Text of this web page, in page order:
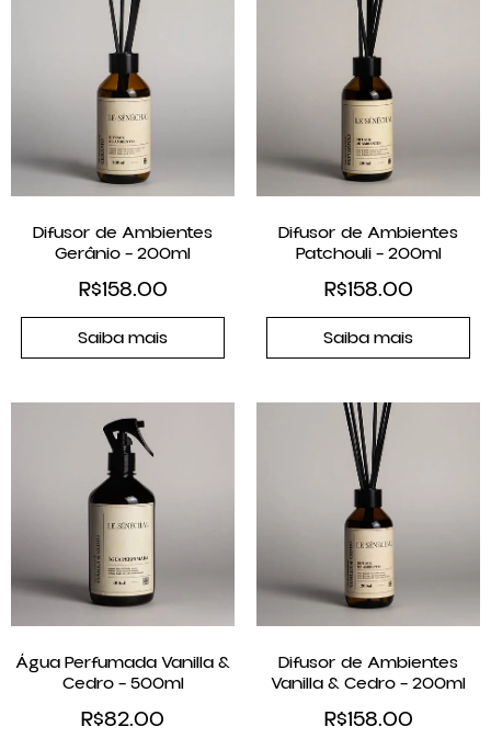
Difusor de Ambientes
Gerânio – 200ml
R$158.00
Saiba mais
Difusor de Ambientes
Patchouli – 200ml
R$158.00
Saiba mais
Água Perfumada Vanilla &
Cedro – 500ml
R$82.00
Difusor de Ambientes
Vanilla & Cedro – 200ml
R$158.00